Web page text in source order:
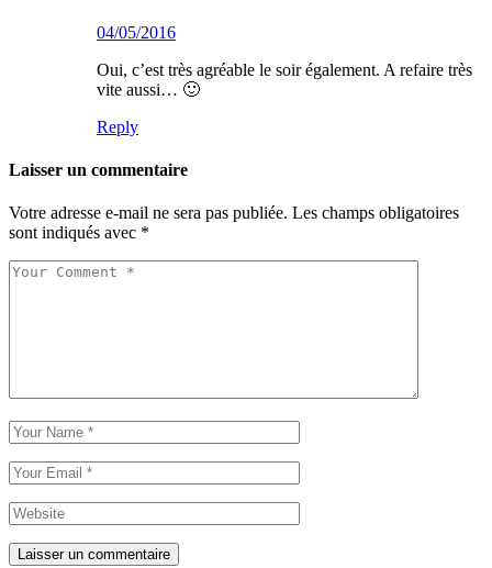
04/05/2016
Oui, c’est très agréable le soir également. A refaire très
vite aussi… 🙂
Reply
Laisser un commentaire
Votre adresse e-mail ne sera pas publiée. Les champs obligatoires
sont indiqués avec *
Laisser un commentaire